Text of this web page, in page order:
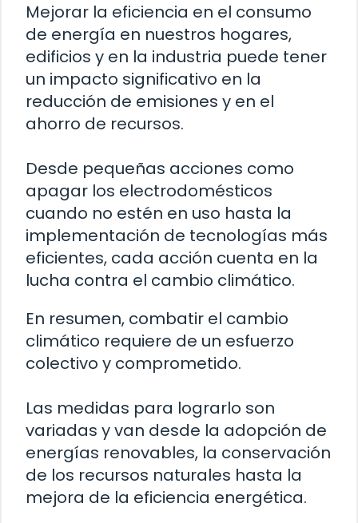
Mejorar la eficiencia en el consumo
de energía en nuestros hogares,
edificios y en la industria puede tener
un impacto significativo en la
reducción de emisiones y en el
ahorro de recursos.
Desde pequeñas acciones como
apagar los electrodomésticos
cuando no estén en uso hasta la
implementación de tecnologías más
eficientes, cada acción cuenta en la
lucha contra el cambio climático.
En resumen, combatir el cambio
climático requiere de un esfuerzo
colectivo y comprometido.
Las medidas para lograrlo son
variadas y van desde la adopción de
energías renovables, la conservación
de los recursos naturales hasta la
mejora de la eficiencia energética.